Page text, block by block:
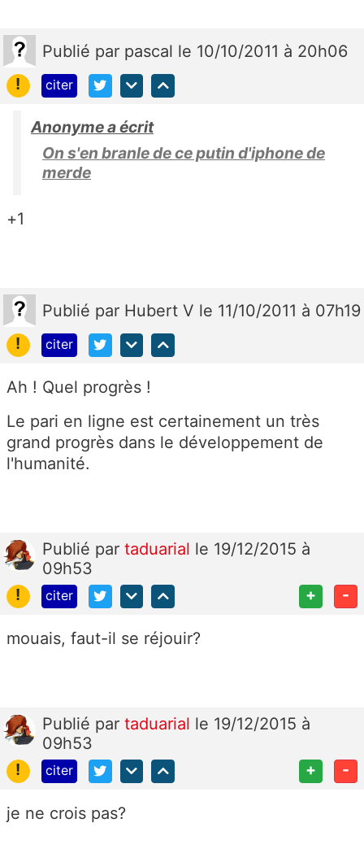
Publié par pascal le 10/10/2011 à 20h06
!
citer
Anonyme a écrit
On s'en branle de ce putin d'iphone de
merde
+1
Publié par Hubert V le 11/10/2011 à 07h19
!
citer
Ah ! Quel progrès !
Le pari en ligne est certainement un très
grand progrès dans le développement de
l'humanité.
Publié par taduarial le 19/12/2015 à
09h53
!
citer + -
mouais, faut-il se réjouir?
Publié par taduarial le 19/12/2015 à
09h53
!
citer + -
je ne crois pas?